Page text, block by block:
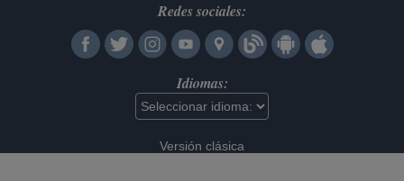
Redes sociales:
Idiomas:
Versión clásica